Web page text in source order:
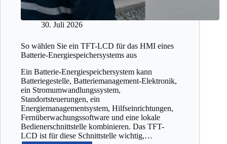
30. Juli 2026
So wählen Sie ein TFT-LCD für das HMI eines
Batterie-Energiespeichersystems aus
Ein Batterie-Energiespeichersystem kann
Batteriegestelle, Batteriemanagement-Elektronik,
ein Stromumwandlungssystem,
Standortsteuerungen, ein
Energiemanagementsystem, Hilfseinrichtungen,
Fernüberwachungssoftware und eine lokale
Bedienerschnittstelle kombinieren. Das TFT-
LCD ist für diese Schnittstelle wichtig,…